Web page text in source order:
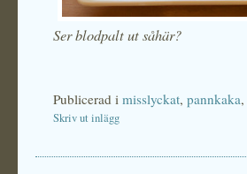
Ser blodpalt ut såhär?
Publicerad i misslyckat, pannkaka,
Skriv ut inlägg